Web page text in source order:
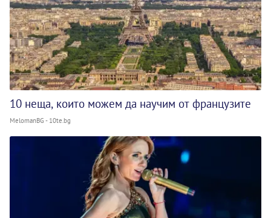
10 неща, които можем да научим от французите
MelomanBG - 10te.bg